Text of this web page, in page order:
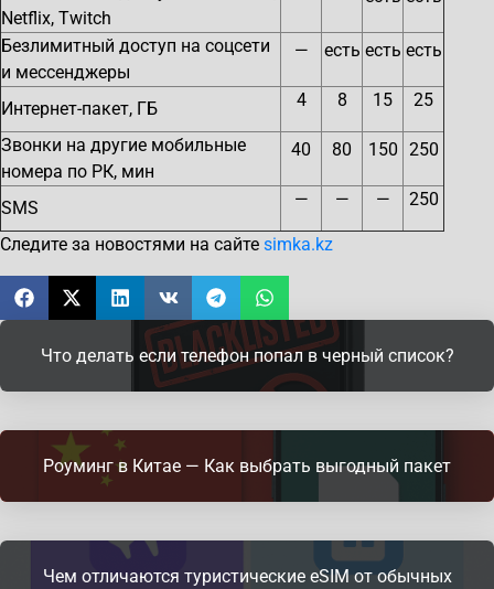
Netflix, Twitch
Безлимитный доступ на соцсети
и мессенджеры
— есть есть есть
Интернет-пакет, ГБ 4 8 15 25
Звонки на другие мобильные
номера по РК, мин
40 80 150 250
SMS — — — 250
Следите за новостями на сайте simka.kz
Что делать если телефон попал в черный список?
Роуминг в Китае — Как выбрать выгодный пакет
Чем отличаются туристические eSIM от обычных